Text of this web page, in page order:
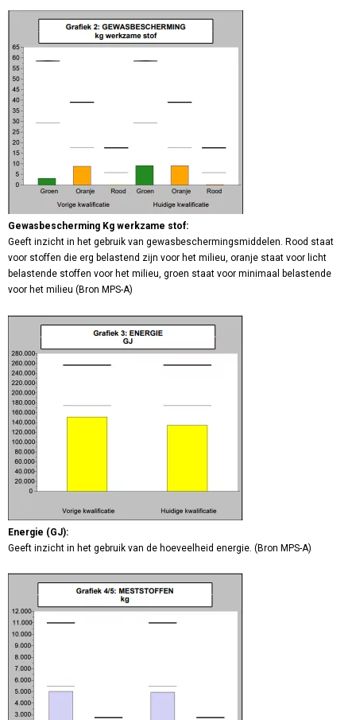
Gewasbescherming Kg werkzame stof:
Geeft inzicht in het gebruik van gewasbeschermingsmiddelen. Rood staat
voor stoffen die erg belastend zijn voor het milieu, oranje staat voor licht
belastende stoffen voor het milieu, groen staat voor minimaal belastende
voor het milieu (Bron MPS-A)
Energie (GJ):
Geeft inzicht in het gebruik van de hoeveelheid energie. (Bron MPS-A)